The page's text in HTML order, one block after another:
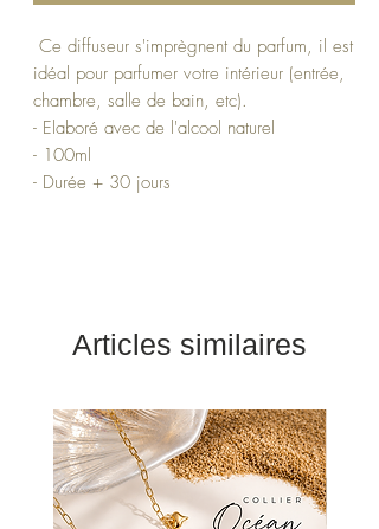
Ce diffuseur s'imprègnent du parfum, il est
idéal pour parfumer votre intérieur (entrée,
chambre, salle de bain, etc).
- Elaboré avec de l'alcool naturel
- 100ml
- Durée + 30 jours
Articles similaires